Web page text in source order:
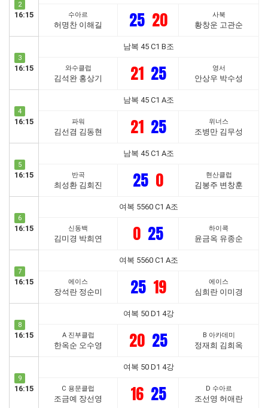
2
16:15 수아르
허명찬 이해길 25 20 사북
황창운 고관순
3
16:15
남복 45 C1 B조
와수클럽
김석완 홍상기 21 25 영서
안상우 박수성
4
16:15
남복 45 C1 A조
파워
김선겸 김동현 21 25 위너스
조병만 김무성
5
16:15
남복 45 C1 A조
반곡
최성환 김회진 25 0 현산클럽
김봉주 변창훈
6
16:15
여복 5560 C1 A조
신동백
김미경 박희연 0 25 하이콕
윤금옥 유종순
7
16:15
여복 5560 C1 A조
에이스
장석란 정순미 25 19 에이스
심희란 이미경
8
16:15
여복 50 D1 4강
A 진부클럽
한옥순 오수영 20 25 B 아카데미
정재희 김희옥
9
16:15
여복 50 D1 4강
C 용문클럽
조금예 장선영 16 25 D 수아르
조선영 허애란